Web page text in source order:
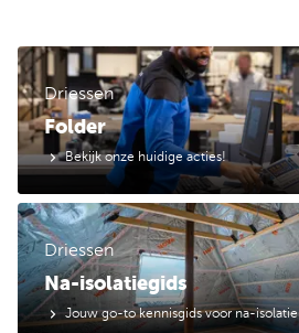
Folder
Driessen
Bekijk onze huidige acties!
Na-isolatiegids
Driessen
Jouw go-to kennisgids voor na-isolatie